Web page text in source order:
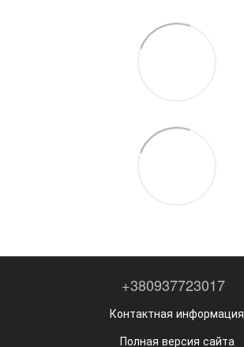
+380937723017
Контактная информация
Полная версия сайта